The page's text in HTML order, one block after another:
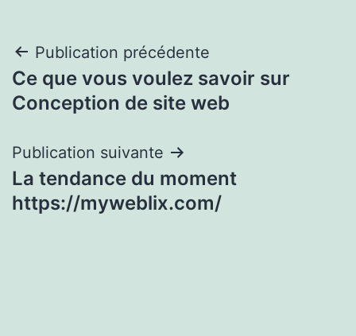
Navigation
de
Publication précédente
Ce que vous voulez savoir sur
Conception de site web
Publication suivante
La tendance du moment
https://myweblix.com/